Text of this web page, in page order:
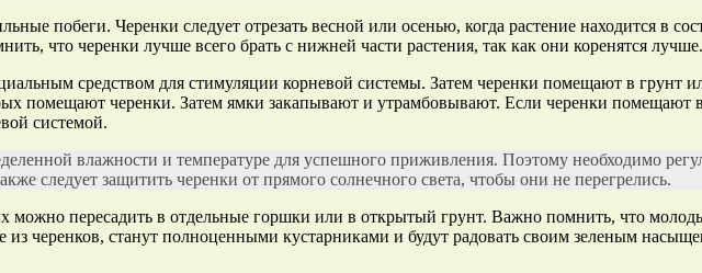
побеги. Черенки следует отрезать весной или осенью, когда растение находится в
что черенки лучше всего брать с нижней части растения, так как они коренятся лучше.
средством для стимуляции корневой системы. Затем черенки помещают в грунт
помещают черенки. Затем ямки закапывают и утрамбовывают. Если черенки помещают в
системой.
влажности и температуре для успешного приживления. Поэтому необходимо
следует защитить черенки от прямого солнечного света, чтобы они не перегрелись.
можно пересадить в отдельные горшки или в открытый грунт. Важно помнить, что
из черенков, станут полноценными кустарниками и будут радовать своим зеленым